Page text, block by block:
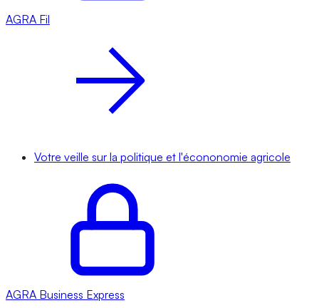
AGRA Fil
Votre veille sur la politique et l'écononomie agricole
AGRA Business Express